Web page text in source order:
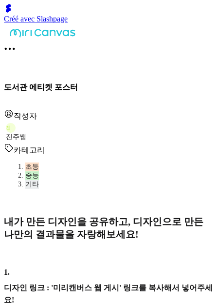
Créé avec Slashpage
도서관 에티켓 포스터
작성자
진
진주쌤
카테고리
초등
중등
기타
내가 만든 디자인을 공유하고, 디자인으로 만든
나만의 결과물을 자랑해보세요!
1.
디자인 링크 : '미리캔버스 웹 게시' 링크를 복사해서 넣어주세
요!